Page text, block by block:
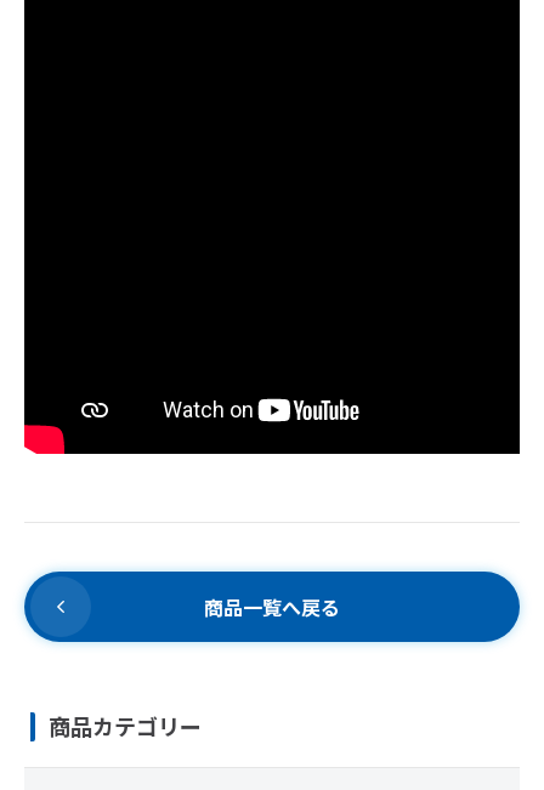
商品一覧へ戻る
商品カテゴリー